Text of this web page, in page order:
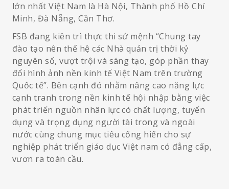
lớn nhất Việt Nam là Hà Nội, Thành phố Hồ Chí
Minh, Đà Nẵng, Cần Thơ.
FSB đang kiên trì thực thi sứ mệnh “Chung tay
đào tạo nên thế hệ các Nhà quản trị thời kỷ
nguyên số, vượt trội và sáng tạo, góp phần thay
đổi hình ảnh nền kinh tế Việt Nam trên trường
Quốc tế”. Bên cạnh đó nhằm nâng cao năng lực
cạnh tranh trong nền kinh tế hội nhập bằng việc
phát triển nguồn nhân lực có chất lượng, tuyển
dụng và trọng dụng người tài trong và ngoài
nước cùng chung mục tiêu cống hiến cho sự
nghiệp phát triển giáo dục Việt nam có đẳng cấp,
vươn ra toàn cầu.